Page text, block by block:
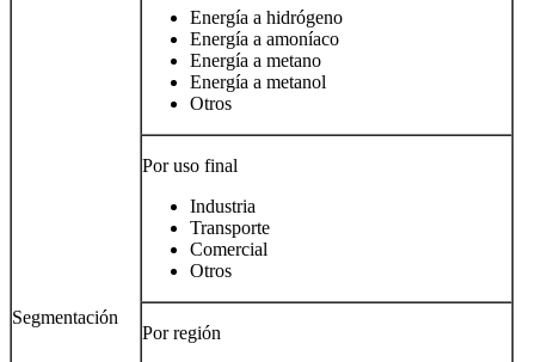
Segmentación
Energía a hidrógeno
Energía a amoníaco
Energía a metano
Energía a metanol
Otros
Por uso final
Industria
Transporte
Comercial
Otros
Por región